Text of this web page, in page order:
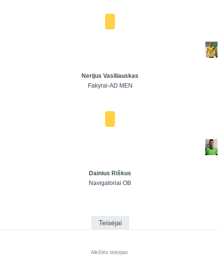
Nerijus Vasiliauskas
Fakyrai-AD MEN
Dainius Riškus
Navigatoriai OB
Teisėjai
Aikštės teisėjas